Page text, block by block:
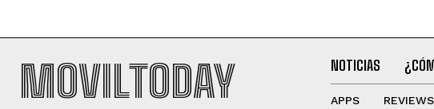
MOVILTODAY NOTICIAS
APPS REVIEWS